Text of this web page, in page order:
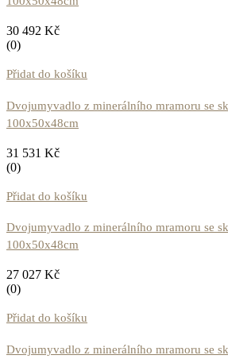
30 492 Kč
(0)
Přidat do košíku
Dvojumyvadlo z minerálního mramoru se
100x50x48cm
31 531 Kč
(0)
Přidat do košíku
Dvojumyvadlo z minerálního mramoru se
100x50x48cm
27 027 Kč
(0)
Přidat do košíku
Dvojumyvadlo z minerálního mramoru se